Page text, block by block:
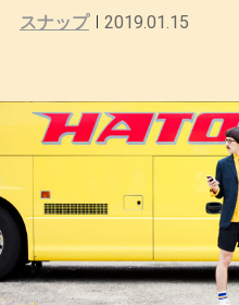
スナップ
2019.01.15